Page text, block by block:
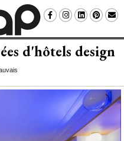
d'hôtels design